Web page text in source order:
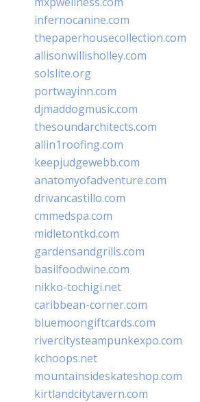
infernocanine.com
thepaperhousecollection.com
allisonwillisholley.com
solslite.org
portwayinn.com
djmaddogmusic.com
thesoundarchitects.com
allin1roofing.com
keepjudgewebb.com
anatomyofadventure.com
drivancastillo.com
cmmedspa.com
midletontkd.com
gardensandgrills.com
basilfoodwine.com
nikko-tochigi.net
caribbean-corner.com
bluemoongiftcards.com
rivercitysteampunkexpo.com
kchoops.net
mountainsideskateshop.com
kirtlandcitytavern.com